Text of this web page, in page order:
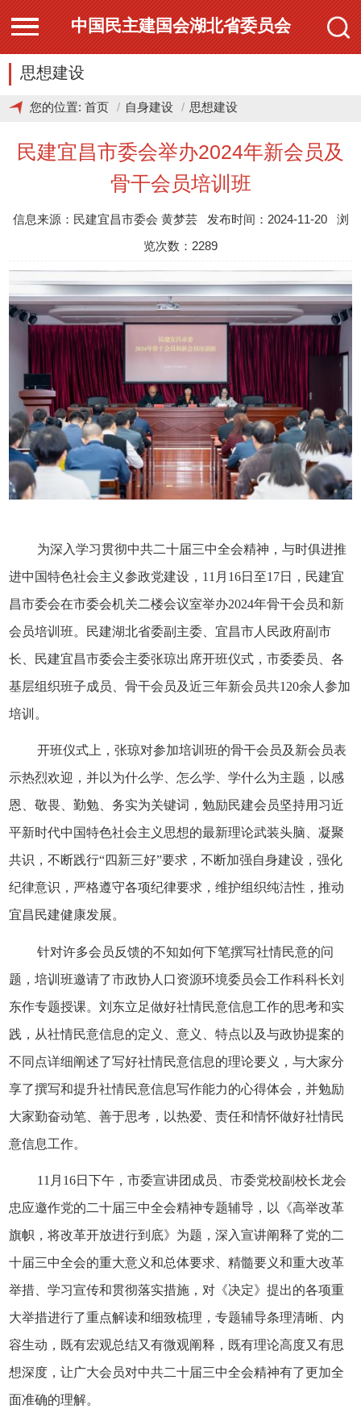
中国民主建国会湖北省委员会
思想建设
您的位置: 首页 自身建设 思想建设
民建宜昌市委会举办2024年新会员及
骨干会员培训班
信息来源：民建宜昌市委会 黄梦芸 发布时间：2024-11-20 浏
览次数：2289
为深入学习贯彻中共二十届三中全会精神，与时俱进推
进中国特色社会主义参政党建设， 11月16日至17日，民建宜
昌市委会在市委会机关二楼会议室举办2024年骨干会员和新
会员培训班。民建湖北省委副主委、宜昌市人民政府副市
长、民建宜昌市委会主委张琼出席开班仪式，市委委员、各
基层组织班子成员、骨干会员及近三年新会员共120余人参加
培训。
开班仪式上，张琼对参加培训班的骨干会员及新会员表
示热烈欢迎，并以为什么学、怎么学、学什么为主题，以感
恩、敬畏、勤勉、务实为关键词，勉励民建会员坚持用习近
平新时代中国特色社会主义思想的最新理论武装头脑、凝聚
共识，不断践行“四新三好”要求，不断加强自身建设，强化
纪律意识，严格遵守各项纪律要求，维护组织纯洁性，推动
宜昌民建健康发展。
针对许多会员反馈的不知如何下笔撰写社情民意的问
题，培训班邀请了市政协人口资源环境委员会工作科科长刘
东作专题授课。刘东立足做好社情民意信息工作的思考和实
践，从社情民意信息的定义、意义、特点以及与政协提案的
不同点详细阐述了写好社情民意信息的理论要义，与大家分
享了撰写和提升社情民意信息写作能力的心得体会，并勉励
大家勤奋动笔、善于思考，以热爱、责任和情怀做好社情民
意信息工作。
11月16日下午，市委宣讲团成员、市委党校副校长龙会
忠应邀作党的二十届三中全会精神专题辅导，以《高举改革
旗帜，将改革开放进行到底》为题，深入宣讲阐释了党的二
十届三中全会的重大意义和总体要求、精髓要义和重大改革
举措、学习宣传和贯彻落实措施，对《决定》提出的各项重
大举措进行了重点解读和细致梳理，专题辅导条理清晰、内
容生动，既有宏观总结又有微观阐释，既有理论高度又有思
想深度，让广大会员对中共二十届三中全会精神有了更加全
面准确的理解。